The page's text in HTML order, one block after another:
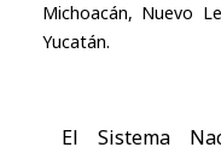
Michoacán, Nuevo
Yucatán.
El Sistema